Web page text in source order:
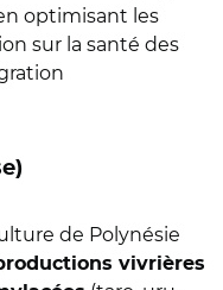
optimisant les
sur la santé des
de Polynésie
vivrières